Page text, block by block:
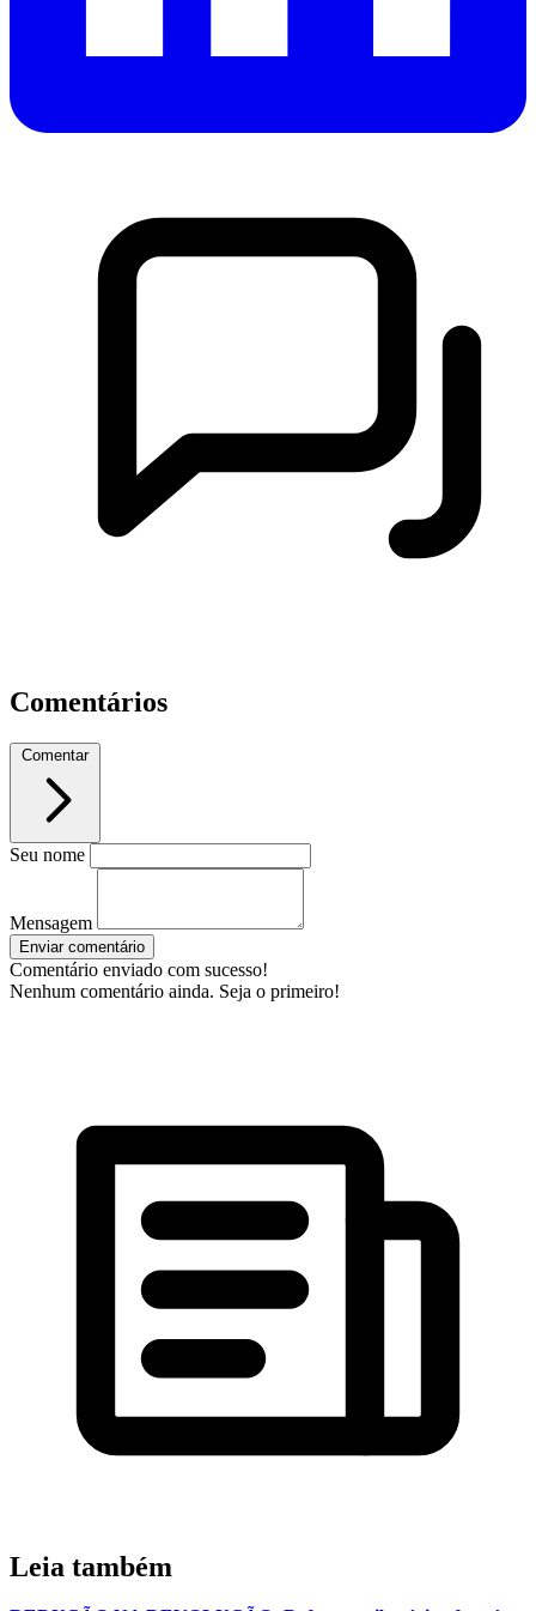
Comentários
Comentar
Seu nome
Mensagem
Enviar comentário
Comentário enviado com sucesso!
Nenhum comentário ainda. Seja o primeiro!
Leia também